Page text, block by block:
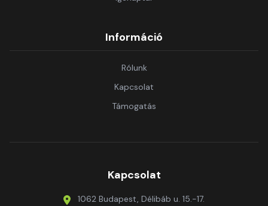
Információ
Rólunk
Kapcsolat
Támogatás
Kapcsolat
1062 Budapest, Délibáb u. 15.-17.